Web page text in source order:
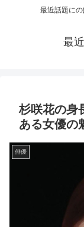
最近話題にの
最
杉咲花の身
ある女優の
俳優